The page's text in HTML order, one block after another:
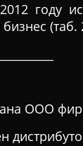
году
бизнес
ООО